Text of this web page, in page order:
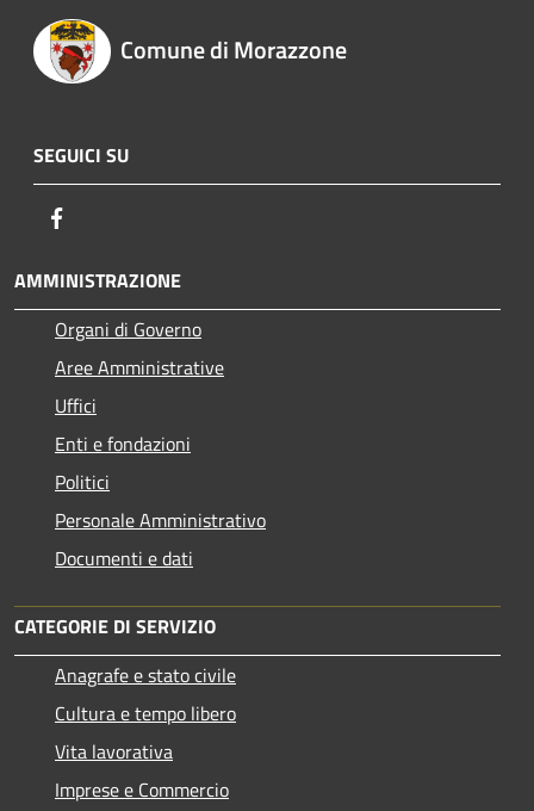
Comune di Morazzone
SEGUICI SU
AMMINISTRAZIONE
Organi di Governo
Aree Amministrative
Uffici
Enti e fondazioni
Politici
Personale Amministrativo
Documenti e dati
CATEGORIE DI SERVIZIO
Anagrafe e stato civile
Cultura e tempo libero
Vita lavorativa
Imprese e Commercio